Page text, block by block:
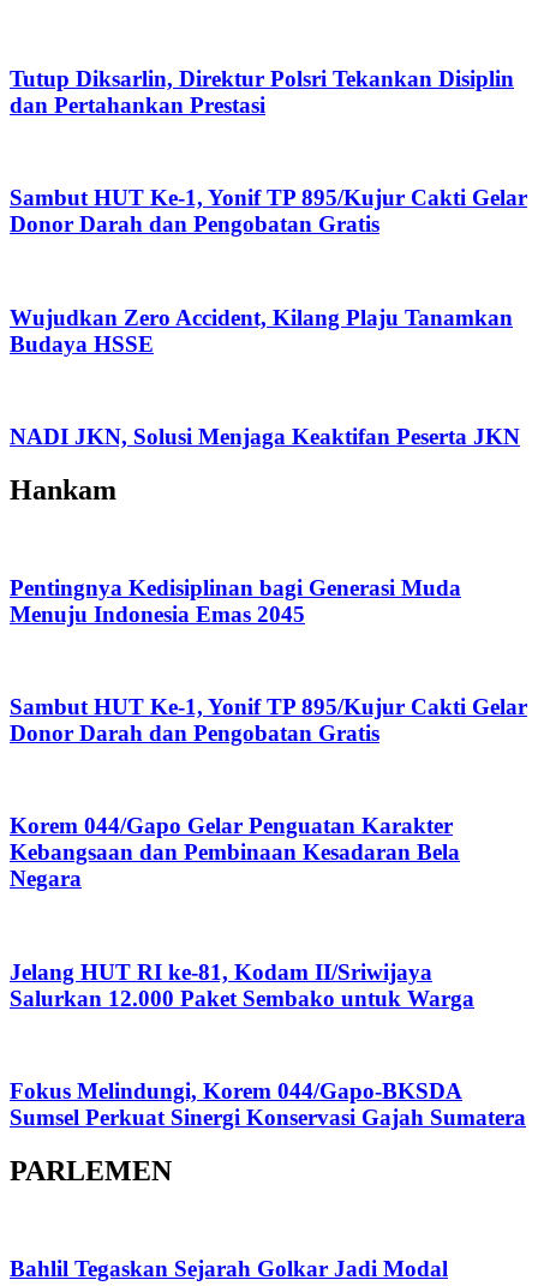
Tutup Diksarlin, Direktur Polsri Tekankan Disiplin
dan Pertahankan Prestasi
Sambut HUT Ke-1, Yonif TP 895/Kujur Cakti Gelar
Donor Darah dan Pengobatan Gratis
Wujudkan Zero Accident, Kilang Plaju Tanamkan
Budaya HSSE
NADI JKN, Solusi Menjaga Keaktifan Peserta JKN
Hankam
Pentingnya Kedisiplinan bagi Generasi Muda
Menuju Indonesia Emas 2045
Sambut HUT Ke-1, Yonif TP 895/Kujur Cakti Gelar
Donor Darah dan Pengobatan Gratis
Korem 044/Gapo Gelar Penguatan Karakter
Kebangsaan dan Pembinaan Kesadaran Bela
Negara
Jelang HUT RI ke-81, Kodam II/Sriwijaya
Salurkan 12.000 Paket Sembako untuk Warga
Fokus Melindungi, Korem 044/Gapo-BKSDA
Sumsel Perkuat Sinergi Konservasi Gajah Sumatera
PARLEMEN
Bahlil Tegaskan Sejarah Golkar Jadi Modal